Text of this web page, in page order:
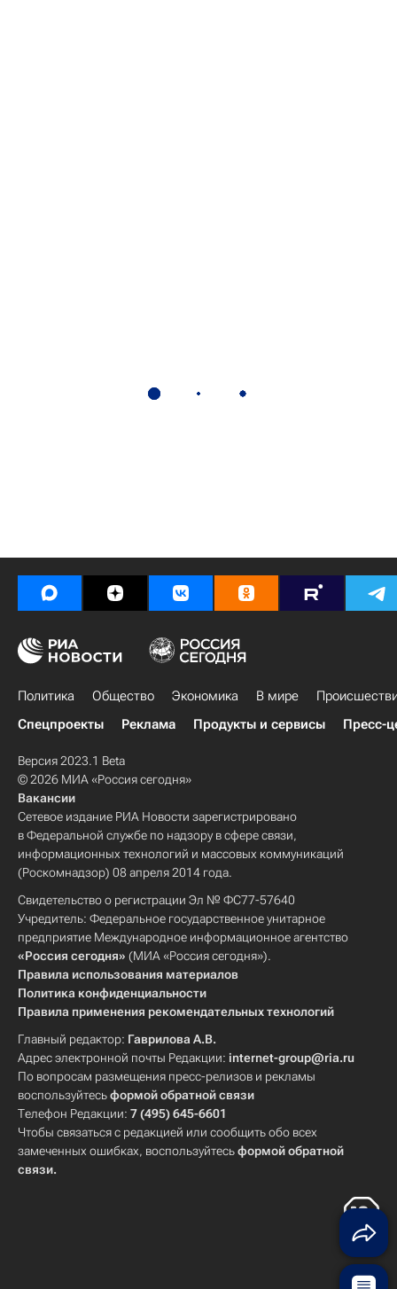
Политика Общество Экономика В мире
Спецпроекты
Реклама Продукты и сервисы Пресс-
Версия 2023.1 Beta
© 2026 МИА «Россия сегодня»
Вакансии
Сетевое издание РИА Новости зарегистрировано
в Федеральной службе по надзору в сфере связи,
информационных технологий и массовых коммуникаций
(Роскомнадзор) 08 апреля 2014 года.
Свидетельство о регистрации Эл № ФС77-57640
Учредитель: Федеральное государственное унитарное
предприятие Международное информационное агентство
«Россия сегодня» (МИА «Россия сегодня»).
Правила использования материалов
Политика конфиденциальности
Правила применения рекомендательных технологий
Главный редактор: Гаврилова А.В.
Адрес электронной почты Редакции: internet-group@ria.ru
По вопросам размещения пресс-релизов и рекламы
воспользуйтесьформой обратной связи
Телефон Редакции: 7 (495) 645-6601
Чтобы связаться с редакцией или сообщить обо всех
замеченных ошибках, воспользуйтесьформой обратной
связи.